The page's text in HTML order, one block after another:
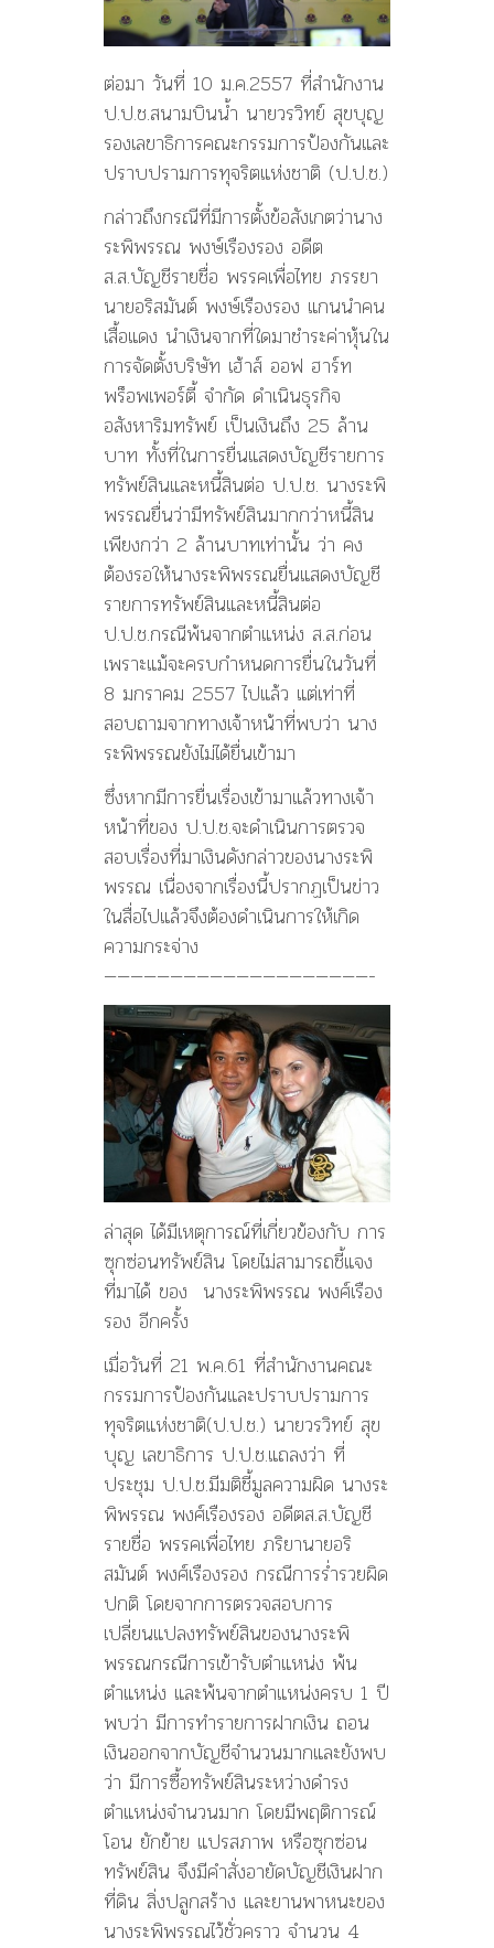
ต่อมา วันที่ 10 ม.ค.2557 ที่สำนักงาน
ป.ป.ช.สนามบินน้ำ นายวรวิทย์ สุขบุญ
รองเลขาธิการคณะกรรมการป้องกันและ
ปราบปรามการทุจริตแห่งชาติ (ป.ป.ช.)
กล่าวถึงกรณีที่มีการตั้งข้อสังเกตว่านาง
ระพิพรรณ พงษ์เรืองรอง อดีต
ส.ส.บัญชีรายชื่อ พรรคเพื่อไทย ภรรยา
นายอริสมันต์ พงษ์เรืองรอง แกนนำคน
เสื้อแดง นำเงินจากที่ใดมาชำระค่าหุ้นใน
การจัดตั้งบริษัท เฮ้าส์ ออฟ ฮาร์ท
พร็อพเพอร์ตี้ จำกัด ดำเนินธุรกิจ
อสังหาริมทรัพย์ เป็นเงินถึง 25 ล้าน
บาท ทั้งที่ในการยื่นแสดงบัญชีรายการ
ทรัพย์สินและหนี้สินต่อ ป.ป.ช. นางระพิ
พรรณยื่นว่ามีทรัพย์สินมากกว่าหนี้สิน
เพียงกว่า 2 ล้านบาทเท่านั้น ว่า คง
ต้องรอให้นางระพิพรรณยื่นแสดงบัญชี
รายการทรัพย์สินและหนี้สินต่อ
ป.ป.ช.กรณีพ้นจากตำแหน่ง ส.ส.ก่อน
เพราะแม้จะครบกำหนดการยื่นในวันที่
8 มกราคม 2557 ไปแล้ว แต่เท่าที่
สอบถามจากทางเจ้าหน้าที่พบว่า นาง
ระพิพรรณยังไม่ได้ยื่นเข้ามา
ซึ่งหากมีการยื่นเรื่องเข้ามาแล้วทางเจ้า
หน้าที่ของ ป.ป.ช.จะดำเนินการตรวจ
สอบเรื่องที่มาเงินดังกล่าวของนางระพิ
พรรณ เนื่องจากเรื่องนี้ปรากฏเป็นข่าว
ในสื่อไปแล้วจึงต้องดำเนินการให้เกิด
ความกระจ่าง
————————————————————-
ล่าสุด ได้มีเหตุการณ์ที่เกี่ยวข้องกับ การ
ซุกซ่อนทรัพย์สิน โดยไม่สามารถชี้แจง
ที่มาได้ ของ นางระพิพรรณ พงศ์เรือง
รอง อีกครั้ง
เมื่อวันที่ 21 พ.ค.61 ที่สำนักงานคณะ
กรรมการป้องกันและปราบปรามการ
ทุจริตแห่งชาติ(ป.ป.ช.) นายวรวิทย์ สุข
บุญ เลขาธิการ ป.ป.ช.แถลงว่า ที่
ประชุม ป.ป.ช.มีมติชี้มูลความผิด นางระ
พิพรรณ พงศ์เรืองรอง อดีตส.ส.บัญชี
รายชื่อ พรรคเพื่อไทย ภริยานายอริ
สมันต์ พงศ์เรืองรอง กรณีการร่ำรวยผิด
ปกติ โดยจากการตรวจสอบการ
เปลี่ยนแปลงทรัพย์สินของนางระพิ
พรรณกรณีการเข้ารับตำแหน่ง พ้น
ตำแหน่ง และพ้นจากตำแหน่งครบ 1 ปี
พบว่า มีการทำรายการฝากเงิน ถอน
เงินออกจากบัญชีจำนวนมากและยังพบ
ว่า มีการซื้อทรัพย์สินระหว่างดำรง
ตำแหน่งจำนวนมาก โดยมีพฤติการณ์
โอน ยักย้าย แปรสภาพ หรือซุกซ่อน
ทรัพย์สิน จึงมีคำสั่งอายัดบัญชีเงินฝาก
ที่ดิน สิ่งปลูกสร้าง และยานพาหนะของ
นางระพิพรรณไว้ชั่วคราว จำนวน 4